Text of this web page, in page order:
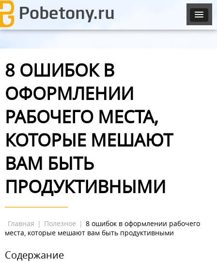
8 ОШИБОК В
ОФОРМЛЕНИИ
РАБОЧЕГО МЕСТА,
КОТОРЫЕ МЕШАЮТ
ВАМ БЫТЬ
ПРОДУКТИВНЫМИ
Главная | Полезное | 8 ошибок в оформлении рабочего
места, которые мешают вам быть продуктивными
Содержание